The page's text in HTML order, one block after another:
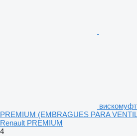
PREMIUM (EMBRAGUES PARA
Renault PREMIUM
4